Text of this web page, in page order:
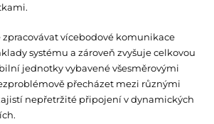
vícebodové komunikace
systému a zároveň zvyšuje celkovou
jednotky vybavené všesměrovými
přecházet mezi různými
nepřetržité připojení v dynamických